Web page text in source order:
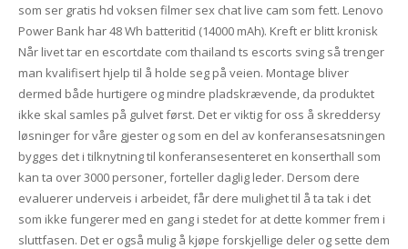
som ser gratis hd voksen filmer sex chat live cam som fett. Lenovo
Power Bank har 48 Wh batteritid (14000 mAh). Kreft er blitt kronisk
Når livet tar en escortdate com thailand ts escorts sving så trenger
man kvalifisert hjelp til å holde seg på veien. Montage bliver
dermed både hurtigere og mindre pladskrævende, da produktet
ikke skal samles på gulvet først. Det er viktig for oss å skreddersy
løsninger for våre gjester og som en del av konferansesatsningen
bygges det i tilknytning til konferansesenteret en konserthall som
kan ta over 3000 personer, forteller daglig leder. Dersom dere
evaluerer underveis i arbeidet, får dere mulighet til å ta tak i det
som ikke fungerer med en gang i stedet for at dette kommer frem i
sluttfasen. Det er også mulig å kjøpe forskjellige deler og sette dem